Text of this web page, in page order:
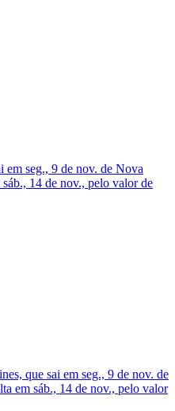
em seg., 9 de nov. de Nova
14 de nov., pelo valor de
que sai em seg., 9 de nov. de
em sáb., 14 de nov., pelo valor